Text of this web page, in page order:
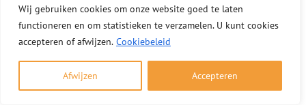
Wij gebruiken cookies om onze website goed te laten
functioneren en om statistieken te verzamelen. U kunt cookies
accepteren of afwijzen. Cookiebeleid
Afwijzen Accepteren
Gediplomeerdeschoorsteenvegers